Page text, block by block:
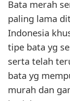
Bata merah
paling lama
Indonesia
tipe bata yg
serta telah
bata yg
murah dan